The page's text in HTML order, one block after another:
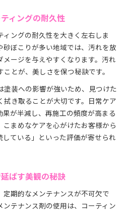
ィングの耐久性
ングの耐久性を大きく左右しま
砂ぼこりが多い地域では、汚れを放
ージを与えやすくなります。汚れ
とが、美しさを保つ秘訣です。
塗装への影響が強いため、見つけた
拭き取ることが大切です。日常ケア
が半減し、再施工の頻度が高まる
まめなケアを心がけたお客様から
している」といった評価が寄せられ
ばす美観の秘訣
定期的なメンテナンスが不可欠で
テナンス剤の使用は、コーティン